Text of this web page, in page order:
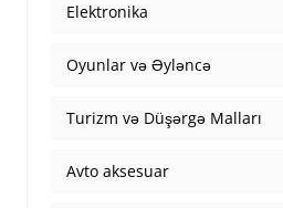
Elektronika
Oyunlar və Əyləncə
Turizm və Düşərgə Malları
Avto aksesuar